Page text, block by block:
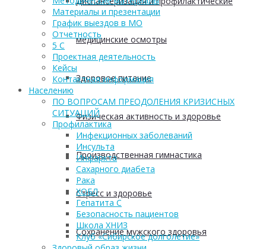
медицинские осмотры
Здоровое питание
Физическая активность и здоровье
Производственная гимнастика
Стресс и здоровье
Сохранение мужского здоровья
Материалы и презентации
График выездов в МО
Отчетность
5 С
Проектная деятельность
Кейсы
Контактная информация
Населению
ПО ВОПРОСАМ ПРЕОДОЛЕНИЯ КРИЗИСНЫХ
СИТУАЦИЙ
Профилактика
Инфекционных заболеваний
Инсульта
Инфаркта
Сахарного диабета
Рака
ХОБЛ
Гепатита С
Безопасность пациентов
Школа ХНИЗ
Клуб «Сибирское долголетие»